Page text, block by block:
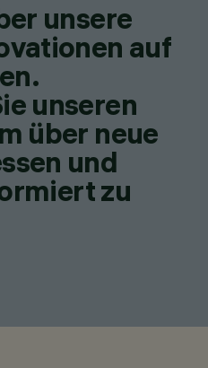
unsere
auf
unseren
über neue
und
zu